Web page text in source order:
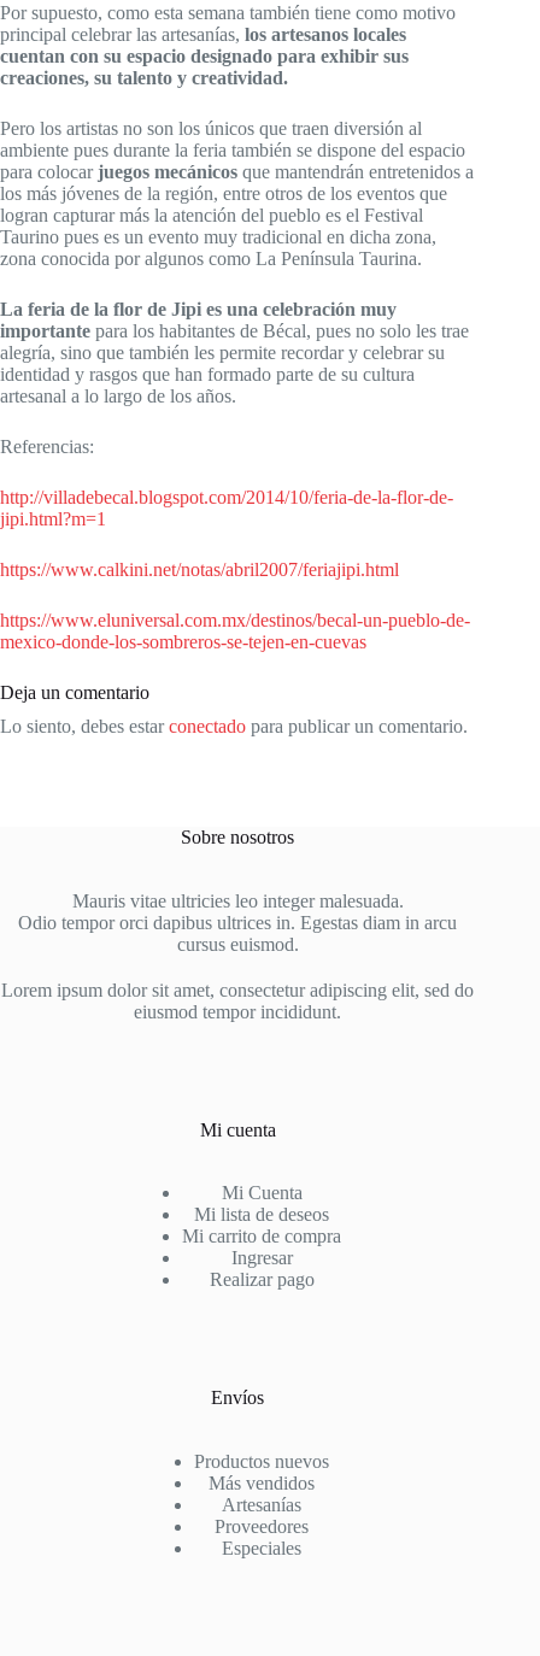
Por supuesto, como esta semana también tiene como motivo
principal celebrar las artesanías, los artesanos locales
cuentan con su espacio designado para exhibir sus
creaciones, su talento y creatividad.
Pero los artistas no son los únicos que traen diversión al
ambiente pues durante la feria también se dispone del espacio
para colocarjuegos mecánicos que mantendrán entretenidos a
los más jóvenes de la región, entre otros de los eventos que
logran capturar más la atención del pueblo es el Festival
Taurino pues es un evento muy tradicional en dicha zona,
zona conocida por algunos como La Península Taurina.
La feria de la flor de Jipi es una celebración muy
importante para los habitantes de Bécal, pues no solo les trae
alegría, sino que también les permite recordar y celebrar su
identidad y rasgos que han formado parte de su cultura
artesanal a lo largo de los años.
Referencias:
http://villadebecal.blogspot.com/2014/10/feria-de-la-flor-de-
jipi.html?m=1
https://www.calkini.net/notas/abril2007/feriajipi.html
https://www.eluniversal.com.mx/destinos/becal-un-pueblo-de-
mexico-donde-los-sombreros-se-tejen-en-cuevas
Deja un comentario
Lo siento, debes estarconectado para publicar un comentario.
Sobre nosotros
Mauris vitae ultricies leo integer malesuada.
Odio tempor orci dapibus ultrices in. Egestas diam in arcu
cursus euismod.
Lorem ipsum dolor sit amet, consectetur adipiscing elit, sed do
eiusmod tempor incididunt.
Mi cuenta
Mi Cuenta
Mi lista de deseos
Mi carrito de compra
Ingresar
Realizar pago
Envíos
Productos nuevos
Más vendidos
Artesanías
Proveedores
Especiales